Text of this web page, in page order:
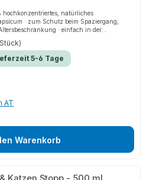
hochkonzentriertes, natürliches
· zum Schutz beim Spaziergang,
· einfach in der
Wirkung · mit Gürtelclip zur Befestigung ·
hohe Treffsicherheit bis zu 3 Metern · mit
Sprühen verhindert · Schutzklappe
AuslösenWeitere technische
5-6 Tage
AT
Warenkorb